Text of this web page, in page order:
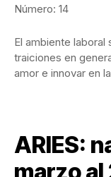
Número: 14
El ambiente
traiciones en
amor e innovar en
ARIES: